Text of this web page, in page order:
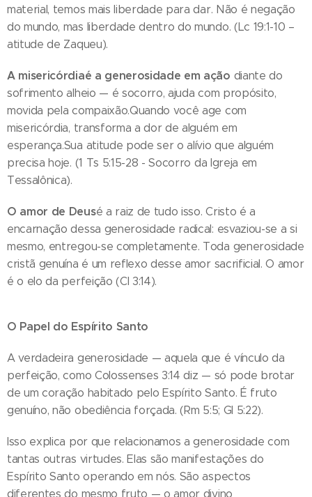
material, temos mais liberdade para dar. Não é negação
do mundo, mas liberdade dentro do mundo. (Lc 19:1-10 –
atitude de Zaqueu).
A misericórdiaé a generosidade em ação diante do
sofrimento alheio — é socorro, ajuda com propósito,
movida pela compaixão.Quando você age com
misericórdia, transforma a dor de alguém em
esperança.Sua atitude pode ser o alívio que alguém
precisa hoje. (1 Ts 5:15-28 - Socorro da Igreja em
Tessalônica).
O amor de Deusé a raiz de tudo isso. Cristo é a
encarnação dessa generosidade radical: esvaziou-se a si
mesmo, entregou-se completamente. Toda generosidade
cristã genuína é um reflexo desse amor sacrificial. O amor
é o elo da perfeição (Cl 3:14).
O Papel do Espírito Santo
A verdadeira generosidade — aquela que é vínculo da
perfeição, como Colossenses 3:14 diz — só pode brotar
de um coração habitado pelo Espírito Santo. É fruto
genuíno, não obediência forçada. (Rm 5:5; Gl 5:22).
Isso explica por que relacionamos a generosidade com
tantas outras virtudes. Elas são manifestações do
Espírito Santo operando em nós. São aspectos
diferentes do mesmo fruto — o amor divino